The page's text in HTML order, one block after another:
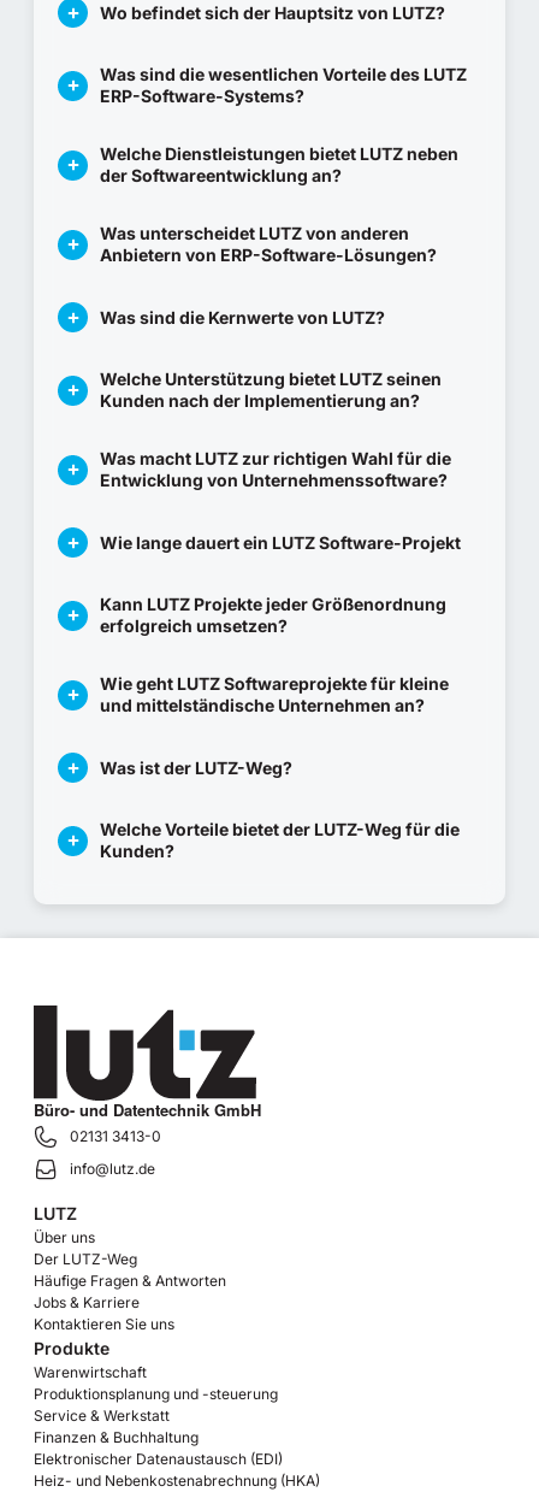
Wo befindet sich der Hauptsitz von LUTZ?
Was sind die wesentlichen Vorteile des LUTZ
ERP-Software-Systems?
Welche Dienstleistungen bietet LUTZ neben
der Softwareentwicklung an?
Was unterscheidet LUTZ von anderen
Anbietern von ERP-Software-Lösungen?
Was sind die Kernwerte von LUTZ?
Welche Unterstützung bietet LUTZ seinen
Kunden nach der Implementierung an?
Was macht LUTZ zur richtigen Wahl für die
Entwicklung von Unternehmenssoftware?
Wie lange dauert ein LUTZ Software-Projekt
Kann LUTZ Projekte jeder Größenordnung
erfolgreich umsetzen?
Wie geht LUTZ Softwareprojekte für kleine
und mittelständische Unternehmen an?
Was ist der LUTZ-Weg?
Welche Vorteile bietet der LUTZ-Weg für die
Kunden?
Büro- und Datentechnik GmbH
02131 3413-0
info@lutz.de
LUTZ
Über uns
Der LUTZ-Weg
Häufige Fragen & Antworten
Jobs & Karriere
Kontaktieren Sie uns
Produkte
Warenwirtschaft
Produktionsplanung und -steuerung
Service & Werkstatt
Finanzen & Buchhaltung
Elektronischer Datenaustausch (EDI)
Heiz- und Nebenkostenabrechnung (HKA)